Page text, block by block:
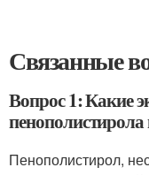
Связанные
Вопрос 1: Какие
Пенополистирол,